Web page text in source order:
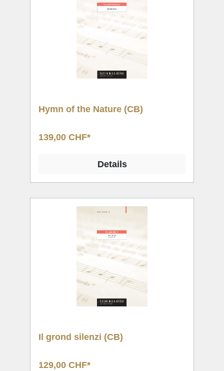
Hymn of the Nature (CB)
139,00 CHF*
Details
Il grond silenzi (CB)
129,00 CHF*